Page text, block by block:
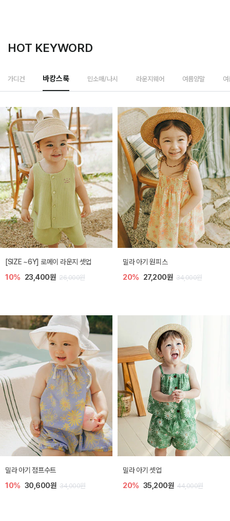
HOT KEYWORD
가디건 바캉스룩 민소매/나시 라운지웨어 여름양말
엘리오 아기 블라우스
20% 21,600원 27,000원
엘로디 니트 아기 뷔스티에
20% 21,600원 27,000원
토닉 아기 민소매 티셔츠
20% 11,200원 14,000원
베티 니트 아기 민소매 티셔츠
10% 24,300원 27,000원